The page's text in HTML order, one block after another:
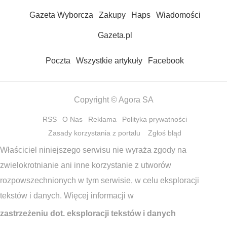
Gazeta Wyborcza Zakupy Haps Wiadomości
Gazeta.pl
Poczta Wszystkie artykuły Facebook
Copyright © Agora SA
RSS O Nas Reklama
Polityka prywatności
Zasady korzystania z portalu
Zgłoś błąd
Właściciel niniejszego serwisu nie wyraża zgody na
zwielokrotnianie ani inne korzystanie z utworów
rozpowszechnionych w tym serwisie, w celu eksploracji
tekstów i danych. Więcej informacji w
zastrzeżeniu dot. eksploracji tekstów i danych